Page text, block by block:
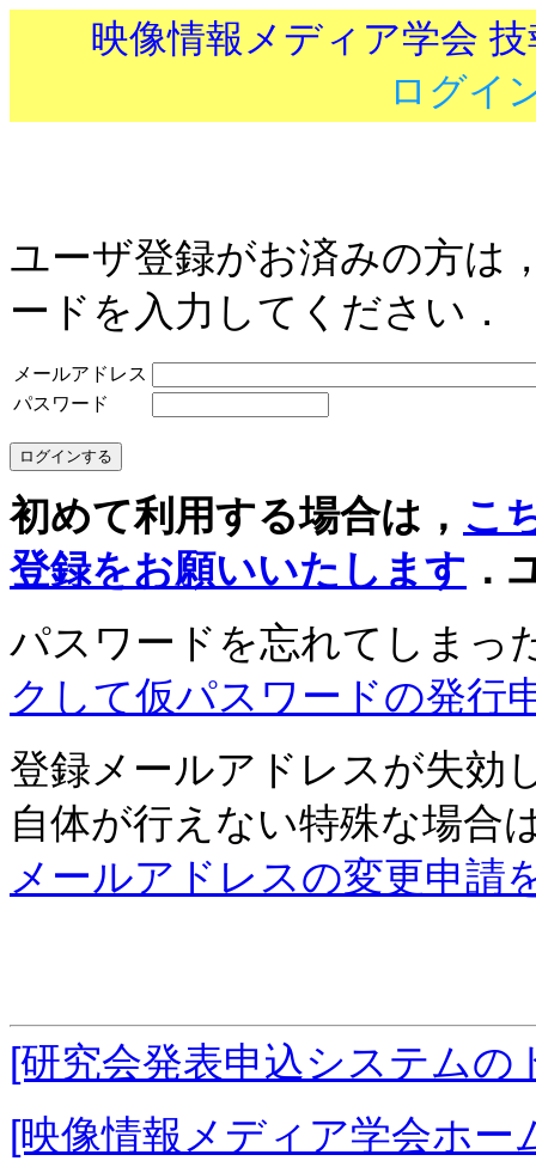
映像情報メディア学会
ログイ
ユーザ登録がお済みの方は
ードを入力してください．
メールアドレス
パスワード
初めて利用する場合は， こ
登録をお願いいたします ．
パスワードを忘れてしまっ
クして仮パスワードの発行
登録メールアドレスが失効
自体が行えない特殊な場合
メールアドレスの変更申請
[研究会発表申込システム
[映像情報メディア学会ホー